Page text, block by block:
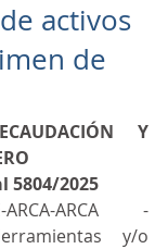
activos
de
Y
5804/2025
E-ARCA-ARCA -
y/o